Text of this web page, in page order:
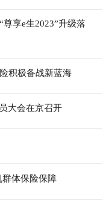
享e生2023”升级落
积极备战新蓝海
大会在京召开
群体保险保障